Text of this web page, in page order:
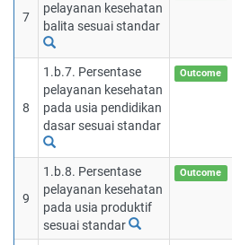
7
pelayanan kesehatan
balita sesuai standar
8
1.b.7. Persentase
pelayanan kesehatan
pada usia pendidikan
dasar sesuai standar
Outcome
9
1.b.8. Persentase
pelayanan kesehatan
pada usia produktif
sesuai standar
Outcome